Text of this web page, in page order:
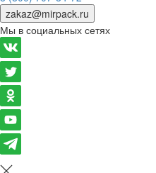
zakaz@mirpack.ru
Мы в социальных сетях